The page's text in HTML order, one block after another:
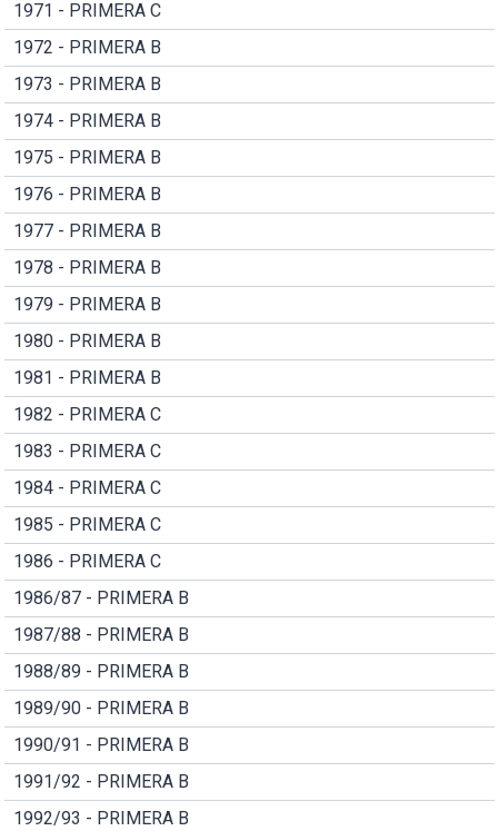
1971 - PRIMERA C
1972 - PRIMERA B
1973 - PRIMERA B
1974 - PRIMERA B
1975 - PRIMERA B
1976 - PRIMERA B
1977 - PRIMERA B
1978 - PRIMERA B
1979 - PRIMERA B
1980 - PRIMERA B
1981 - PRIMERA B
1982 - PRIMERA C
1983 - PRIMERA C
1984 - PRIMERA C
1985 - PRIMERA C
1986 - PRIMERA C
1986/87 - PRIMERA B
1987/88 - PRIMERA B
1988/89 - PRIMERA B
1989/90 - PRIMERA B
1990/91 - PRIMERA B
1991/92 - PRIMERA B
1992/93 - PRIMERA B